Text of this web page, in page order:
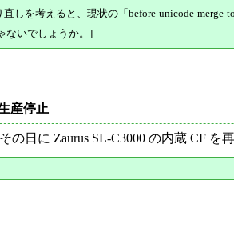
しを考えると、現状の「before-unicode-merge-
ないでしょうか。]
産停止
の日に Zaurus SL-C3000 の内蔵 CF を